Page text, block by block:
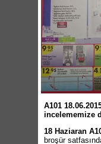
A101
incelememize
18 Haziaran
broşür